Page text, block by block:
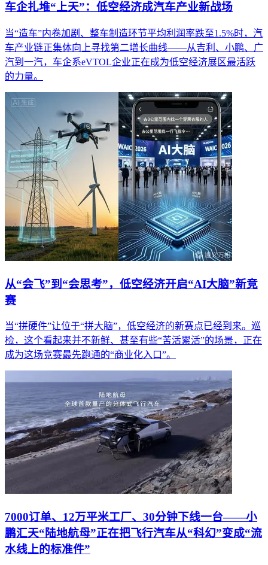
车企扎堆“上天”：低空经济成汽车产业新战场
当“造车”内卷加剧、整车制造环节平均利润率跌至1.5%时，汽
车产业链正集体向上寻找第二增长曲线——从吉利、小鹏、广
汽到一汽，车企系eVTOL企业正在成为低空经济展区最活跃
的力量。
从“会飞”到“会思考”，低空经济开启“AI大脑”新竞
赛
当“拼硬件”让位于“拼大脑”，低空经济的新赛点已经到来。巡
检，这个看起来并不新鲜、甚至有些“苦活累活”的场景，正在
成为这场竞赛最先跑通的“商业化入口”。
7000订单、12万平米工厂、30分钟下线一台——小
鹏汇天“陆地航母”正在把飞行汽车从“科幻”变成“流
水线上的标准件”